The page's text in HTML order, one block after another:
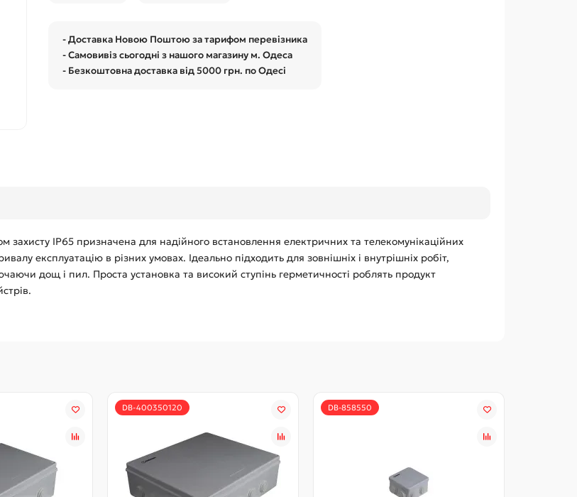
- Доставка Новою Поштою за тарифом перевізника
- Самовивіз сьогодні з нашого магазину м. Одеса
- Безкоштовна доставка від 5000 грн. по Одесі
IP65 призначена для надійного встановлення електричних та телекомунікаційних
експлуатацію в різних умовах. Ідеально підходить для зовнішніх і внутрішніх робіт,
дощ і пил. Проста установка та високий ступінь герметичності роблять продукт
DB-400350120 DB-858550